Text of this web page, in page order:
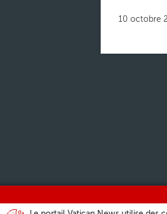
10 octobre